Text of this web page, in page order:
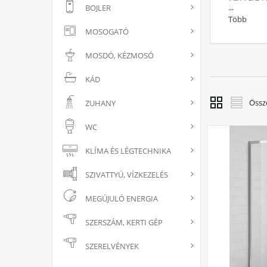
BOJLER
MOSOGATÓ
MOSDÓ, KÉZMOSÓ
KÁD
ZUHANY
WC
KLÍMA ÉS LÉGTECHNIKA
SZIVATTYÚ, VÍZKEZELÉS
MEGÚJULÓ ENERGIA
SZERSZÁM, KERTI GÉP
SZERELVÉNYEK
Persze,
nézzük, a
...
Több